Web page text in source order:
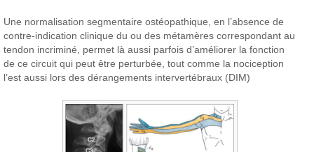
Une normalisation segmentaire ostéopathique, en l’absence de
contre-indication clinique du ou des métamères correspondant au
tendon incriminé, permet là aussi parfois d’améliorer la fonction
de ce circuit qui peut être perturbée, tout comme la nociception
l’est aussi lors des dérangements intervertébraux (DIM)